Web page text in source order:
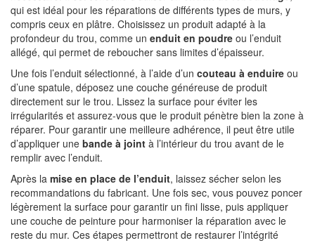
qui est idéal pour les réparations de différents types de murs, y
compris ceux en plâtre. Choisissez un produit adapté à la
profondeur du trou, comme un enduit en poudre ou l’enduit
allégé, qui permet de reboucher sans limites d’épaisseur.
Une fois l’enduit sélectionné, à l’aide d’un couteau à enduire ou
d’une spatule, déposez une couche généreuse de produit
directement sur le trou. Lissez la surface pour éviter les
irrégularités et assurez-vous que le produit pénètre bien la zone à
réparer. Pour garantir une meilleure adhérence, il peut être utile
d’appliquer une bande à joint à l’intérieur du trou avant de le
remplir avec l’enduit.
Après la mise en place de l’enduit, laissez sécher selon les
recommandations du fabricant. Une fois sec, vous pouvez poncer
légèrement la surface pour garantir un fini lisse, puis appliquer
une couche de peinture pour harmoniser la réparation avec le
reste du mur. Ces étapes permettront de restaurer l’intégrité